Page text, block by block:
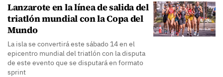
Lanzarote en la línea de salida del
triatlón mundial con la Copa del
Mundo
La isla se convertirá este sábado 14 en el
epicentro mundial del triatlón con la disputa
de este evento que se disputará en formato
sprint